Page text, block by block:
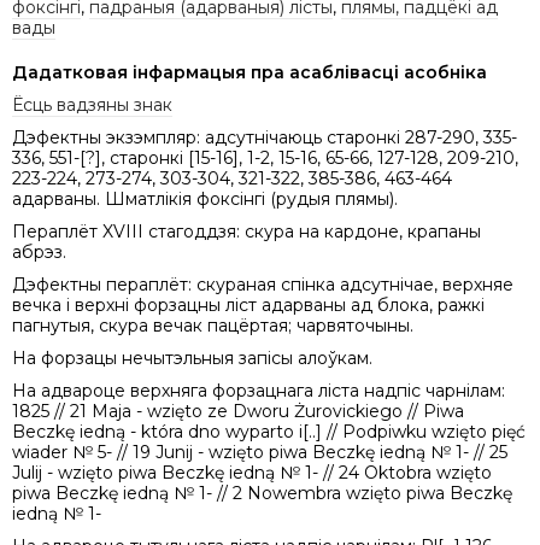
фоксінгі, падраныя (адарваныя) лісты, плямы, падцёкі ад
вады
Дадатковая інфармацыя пра асаблівасці асобніка
Ёсць вадзяны знак
Дэфектны экзэмпляр: адсутнічаюць старонкі 287-290, 335-
336, 551-[?], старонкі [15-16], 1-2, 15-16, 65-66, 127-128, 209-210,
223-224, 273-274, 303-304, 321-322, 385-386, 463-464
адарваны. Шматлікія фоксінгі (рудыя плямы).
Пераплёт XVIII стагоддзя: скура на кардоне, крапаны
абрэз.
Дэфектны пераплёт: скураная спінка адсутнічае, верхняе
вечка і верхні форзацны ліст адарваны ад блока, ражкі
пагнутыя, скура вечак пацёртая; чарвяточыны.
На форзацы нечытэльныя запісы алоўкам.
На адвароце верхняга форзацнага ліста надпіс чарнілам:
1825 // 21 Maja - wzięto ze Dworu Żurovickiego // Piwa
Beczkę iedną - która dno wyparto i[..] // Podpiwku wzięto pięć
wiader № 5- // 19 Junij - wzięto piwa Beczkę iedną № 1- // 25
Julij - wzięto piwa Beczkę iedną № 1- // 24 Oktobra wzięto
piwa Beczkę iedną № 1- // 2 Nowembra wzięto piwa Beczkę
iedną № 1-